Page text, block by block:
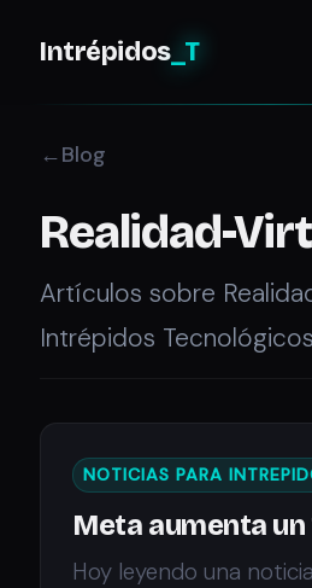
Intrépidos_T
Blog
Realidad-
Artículos sobre
Intrépidos
NOTICIAS PARA
Meta aumenta un
Hoy leyendo una